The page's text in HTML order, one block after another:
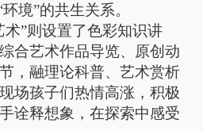
境”的共生关系。
术”则设置了色彩知识讲
合艺术作品导览、原创动
，融理论科普、艺术赏析
场孩子们热情高涨，积极
诠释想象，在探索中感受